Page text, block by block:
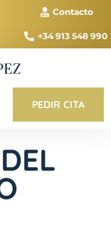
Contacto
+34 913 548 990
PEDIR CITA